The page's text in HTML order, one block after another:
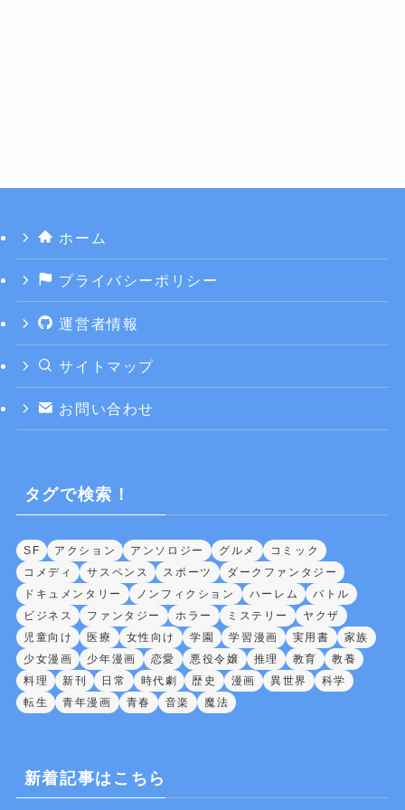
ホーム
プライバシーポリシー
運営者情報
サイトマップ
お問い合わせ
タグで検索！
SF アクション アンソロジー グルメ
コミック
コメディ
サスペンス スポーツ
ダークファンタジー
ドキュメンタリー
ノンフィクション ハーレム
バトル
ビジネス
ファンタジー ホラー ミステリー
ヤクザ
児童向け
医療 女性向け 学園 学習漫画 実用書
家族
少女漫画
少年漫画 恋愛 悪役令嬢 推理 教育
教養
料理
新刊 日常 時代劇 歴史 漫画 異世界
科学
転生
青年漫画 青春 音楽 魔法
新着記事はこちら